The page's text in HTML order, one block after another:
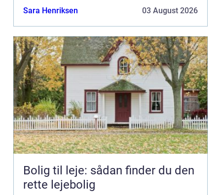
opgaver en anlægsgartner helt præcist kan hjælpe
Sara Henriksen 03 August 2026
Bolig til leje: sådan finder du den
rette lejebolig